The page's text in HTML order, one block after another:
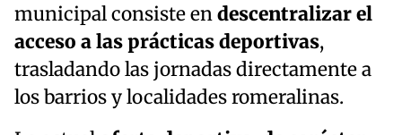
municipal consiste endescentralizar el
acceso a las prácticas deportivas,
trasladando las jornadas directamente a
los barrios y localidades romeralinas.